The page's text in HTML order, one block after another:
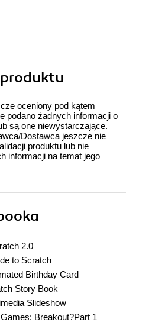
oceniony pod kątem
podano żadnych informacji o
są one niewystarczające.
Dostawca jeszcze nie
produktu lub nie
informacji na temat jego
2.0
to Scratch
Birthday Card
Story Book
Slideshow
Breakout?Part 1